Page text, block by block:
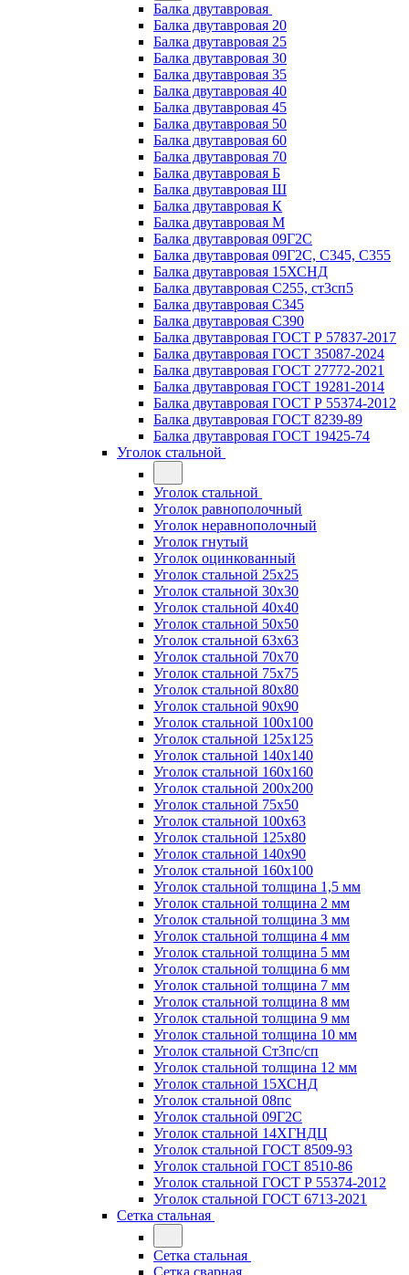
Балка двутавровая
Балка двутавровая 20
Балка двутавровая 25
Балка двутавровая 30
Балка двутавровая 35
Балка двутавровая 40
Балка двутавровая 45
Балка двутавровая 50
Балка двутавровая 60
Балка двутавровая 70
Балка двутавровая Б
Балка двутавровая Ш
Балка двутавровая К
Балка двутавровая М
Балка двутавровая 09Г2С
Балка двутавровая 09Г2С, С345, С355
Балка двутавровая 15ХСНД
Балка двутавровая С255, ст3сп5
Балка двутавровая С345
Балка двутавровая С390
Балка двутавровая ГОСТ Р 57837-2017
Балка двутавровая ГОСТ 35087-2024
Балка двутавровая ГОСТ 27772-2021
Балка двутавровая ГОСТ 19281-2014
Балка двутавровая ГОСТ Р 55374-2012
Балка двутавровая ГОСТ 8239-89
Балка двутавровая ГОСТ 19425-74
Уголок стальной
Уголок стальной
Уголок равнополочный
Уголок неравнополочный
Уголок гнутый
Уголок оцинкованный
Уголок стальной 25х25
Уголок стальной 30х30
Уголок стальной 40х40
Уголок стальной 50х50
Уголок стальной 63х63
Уголок стальной 70х70
Уголок стальной 75х75
Уголок стальной 80х80
Уголок стальной 90х90
Уголок стальной 100х100
Уголок стальной 125х125
Уголок стальной 140х140
Уголок стальной 160х160
Уголок стальной 200х200
Уголок стальной 75х50
Уголок стальной 100х63
Уголок стальной 125х80
Уголок стальной 140х90
Уголок стальной 160х100
Уголок стальной толщина 1,5 мм
Уголок стальной толщина 2 мм
Уголок стальной толщина 3 мм
Уголок стальной толщина 4 мм
Уголок стальной толщина 5 мм
Уголок стальной толщина 6 мм
Уголок стальной толщина 7 мм
Уголок стальной толщина 8 мм
Уголок стальной толщина 9 мм
Уголок стальной толщина 10 мм
Уголок стальной Ст3пс/сп
Уголок стальной толщина 12 мм
Уголок стальной 15ХСНД
Уголок стальной 08пс
Уголок стальной 09Г2С
Уголок стальной 14ХГНДЦ
Уголок стальной ГОСТ 8509-93
Уголок стальной ГОСТ 8510-86
Уголок стальной ГОСТ Р 55374-2012
Уголок стальной ГОСТ 6713-2021
Сетка стальная
Сетка стальная
Сетка сварная